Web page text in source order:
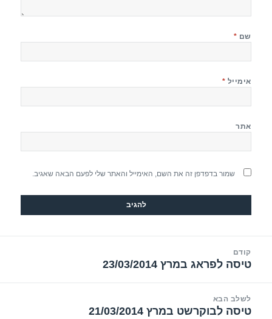
שם *
אימייל *
אתר
שמור בדפדפן זה את השם, האימייל והאתר שלי לפעם הבאה שאגיב.
קודם
הפוסט
טיסה לפראג במרץ 23/03/2014
לשלב הבא
הפוסט
טיסה לבוקרשט במרץ 21/03/2014